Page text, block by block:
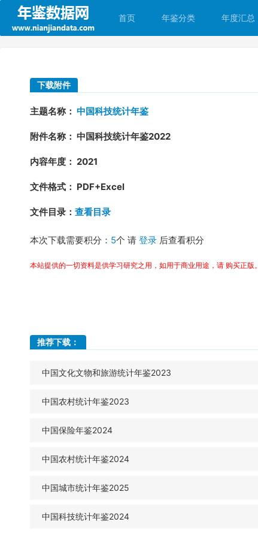
首页 年鉴分类 年度汇总
下载附件
主题名称： 中国科技统计年鉴
附件名称： 中国科技统计年鉴2022
内容年度： 2021
文件格式： PDF+Excel
文件目录： 查看目录
本次下载需要积分： 5个 请 登录 后查看积分
本站提供的一切资料是供学习研究之用，如用于商业用途，请 购买正版。
推荐下载：
中国文化文物和旅游统计年鉴2023
中国农村统计年鉴2023
中国保险年鉴2024
中国农村统计年鉴2024
中国城市统计年鉴2025
中国科技统计年鉴2024